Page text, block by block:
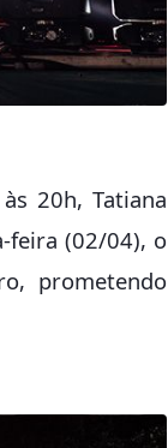
20h, Tatiana
feira (02/04), o
prometendo